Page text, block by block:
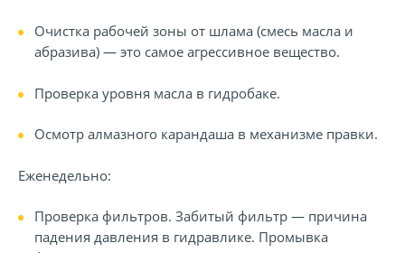
Очистка рабочей зоны от шлама (смесь масла и
абразива) — это самое агрессивное вещество.
Проверка уровня масла в гидробаке.
Осмотр алмазного карандаша в механизме правки.
Еженедельно:
Проверка фильтров. Забитый фильтр — причина
падения давления в гидравлике. Промывка